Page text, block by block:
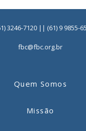
3246-7120 || (61) 9 9855-
fbc@fbc.org.br
Quem Somos
Missão